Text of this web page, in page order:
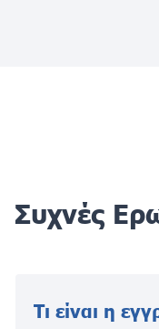
Συχνές
Τι είναι η